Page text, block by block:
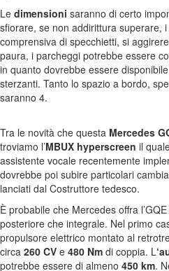
Le dimensioni saranno di certo
sfiorare, se non addirittura superare, i
comprensiva di specchietti, si
paura, i parcheggi potrebbe essere
in quanto dovrebbe essere
sterzanti. Tanto lo spazio a bordo,
saranno 4.
Tra le novità che questa Mercedes
troviamo l’MBUX hyperscreen il
assistente vocale recentemente
dovrebbe poi subire particolari
lanciati dal Costruttore tedesco.
È probabile che Mercedes offra
posteriore che integrale. Nel primo
propulsore elettrico montato al
circa 260 CV e 480 Nm di coppia. L
potrebbe essere di almeno 450 km.